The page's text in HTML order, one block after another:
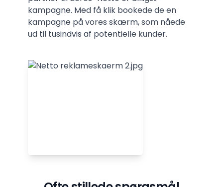
kampagne. Med få klik bookede de en
kampagne på vores skærm, som nåede
ud til tusindvis af potentielle kunder.